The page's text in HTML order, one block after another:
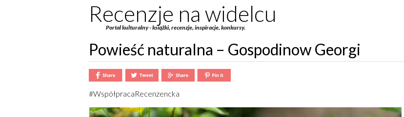
Recenzje na widelcu
Portal kulturalny - książki, recenzje, inspiracje, konkursy.
Powieść naturalna – Gospodinow Georgi
#WspółpracaRecenzencka